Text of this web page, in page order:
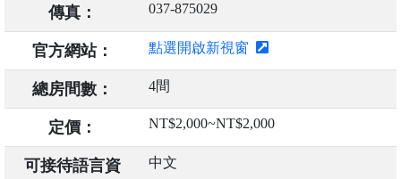
傳真： 037-875029
官方網站： 點選開啟新視窗
總房間數： 4間
定價： NT$2,000~NT$2,000
可接待語言資
中文